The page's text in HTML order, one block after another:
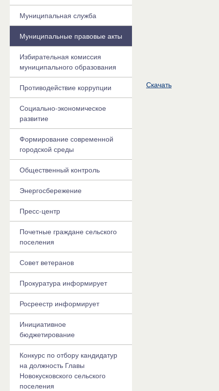
Скачать
Муниципальная служба
Муниципальные правовые акты
Избирательная комиссия
муниципального образования
Противодействие коррупции
Социально-экономическое
развитие
Формирование современной
городской среды
Общественный контроль
Энергосбережение
Пресс-центр
Почетные граждане сельского
поселения
Совет ветеранов
Прокуратура информирует
Росреестр информирует
Инициативное
бюджетирование
Конкурс по отбору кандидатур
на должность Главы
Новокусковского сельского
поселения